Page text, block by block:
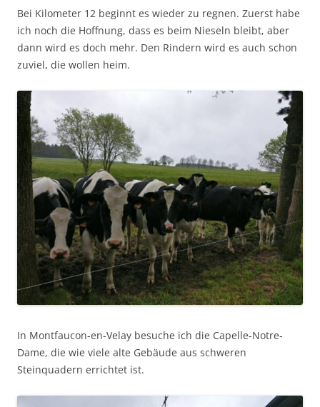
Bei Kilometer 12 beginnt es wieder zu regnen. Zuerst habe
ich noch die Hoffnung, dass es beim Nieseln bleibt, aber
dann wird es doch mehr. Den Rindern wird es auch schon
zuviel, die wollen heim.
In Montfaucon-en-Velay besuche ich die Capelle-Notre-
Dame, die wie viele alte Gebäude aus schweren
Steinquadern errichtet ist.